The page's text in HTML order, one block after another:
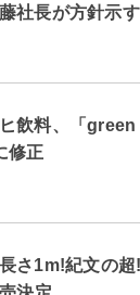
社長が方針示す
ヒ飲料、「
修正
さ1m!紀文の